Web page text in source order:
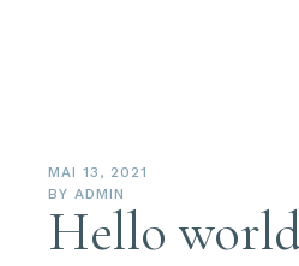
MAI 13, 2021
BY ADMIN
Hello